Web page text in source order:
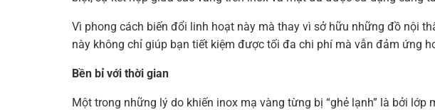
Vì phong cách biến đổi linh hoạt này mà thay vì sở hữu những đồ nội
này không chỉ giúp bạn tiết kiệm được tối đa chi phí mà vẫn đảm ứng
Bền bỉ với thời gian
Một trong những lý do khiến inox mạ vàng từng bị “ghẻ lạnh” là bởi